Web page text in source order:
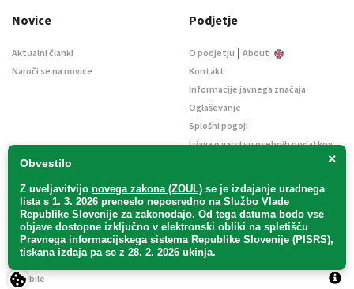
×
Obvestilo
Z uveljavitvijo novega zakona (ZOUL) se je izdajanje uradnega
lista s 1. 3. 2026 preneslo neposredno na Službo Vlade
Republike Slovenije za zakonodajo. Od tega datuma bodo vse
objave dostopne izključno v elektronski obliki na spletišču
Pravnega informacijskega sistema Republike Slovenije (PISRS),
tiskana izdaja pa se z 28. 2. 2026 ukinja.
Novice
Aktualni članki
Naroči se na novice
Podjetje
O podjetju | About
Kontakt
Informacije javnega značaja
Oglaševanje
Splošni pogoji
Izjava o varstvu osebnih podatkov
Uradni list d. o. o. – v likvidaciji / Vse pravice pridržane.
2Mobile